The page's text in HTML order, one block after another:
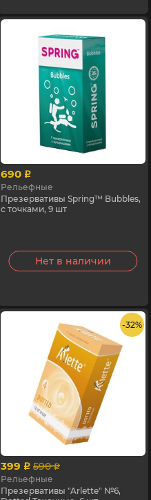
690 p
Рельефные
Презервативы Spring™ Bubbles,
с точками, 9 шт
Нет в наличии
- 32%
399 p 590 p
Рельефные
Презервативы "Arlette" №6,